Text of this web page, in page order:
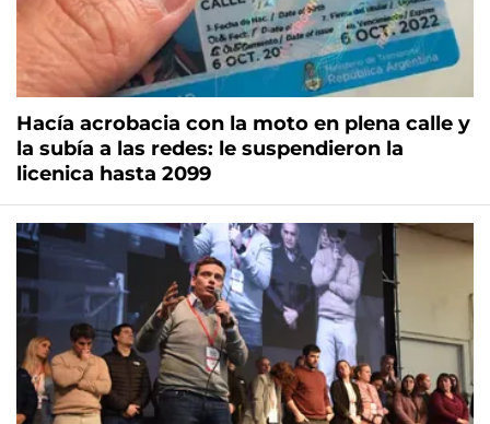
Hacía acrobacia con la moto en plena calle y
la subía a las redes: le suspendieron la
licenica hasta 2099